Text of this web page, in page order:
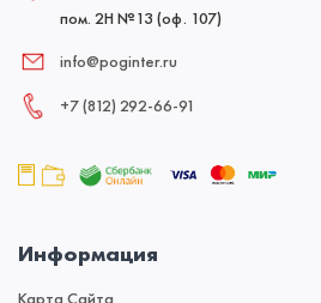
пом. 2Н №13 (оф. 107)
info@poginter.ru
+7 (812) 292‑66‑91
Информация
Карта Сайта